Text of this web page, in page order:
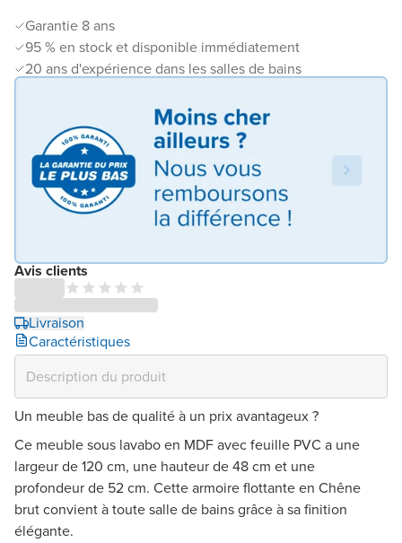
Garantie 8 ans
95 % en stock et disponible immédiatement
20 ans d'expérience dans les salles de bains
Avis clients
Livraison
Caractéristiques
Un meuble bas de qualité à un prix avantageux ?
Ce meuble sous lavabo en MDF avec feuille PVC a une
largeur de 120 cm, une hauteur de 48 cm et une
profondeur de 52 cm. Cette armoire flottante en Chêne
brut convient à toute salle de bains grâce à sa finition
élégante.